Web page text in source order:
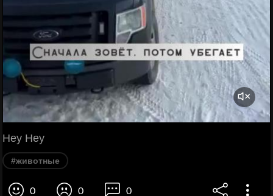
Hey Hey
#животные
0 0 0